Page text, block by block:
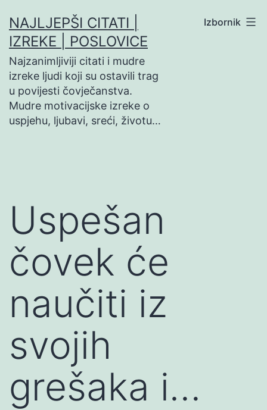
na
sadržaj
NAJLJEPŠI CITATI |
IZREKE | POSLOVICE
Najzanimljiviji citati i mudre
izreke ljudi koji su ostavili trag
u povijesti čovječanstva.
Mudre motivacijske izreke o
uspjehu, ljubavi, sreći, životu…
Izbornik
Uspešan
čovek će
naučiti iz
svojih
grešaka i…